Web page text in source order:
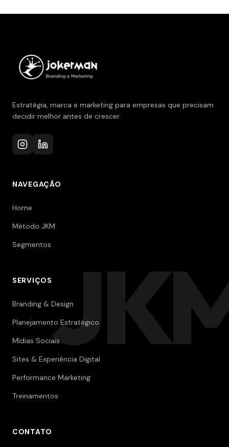
Estratégia, marca e marketing para empresas que precisam
decidir melhor antes de crescer.
NAVEGAÇÃO
Home
Método JKM
Segmentos
SERVIÇOS
Branding & Design
Planejamento Estratégico
Mídias Sociais
Sites & Experiência Digital
Performance Marketing
Treinamentos
CONTATO